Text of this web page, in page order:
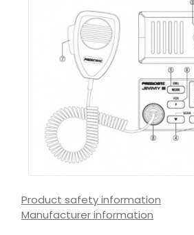
Product safety information
Manufacturer information
In last 7 days interested in the